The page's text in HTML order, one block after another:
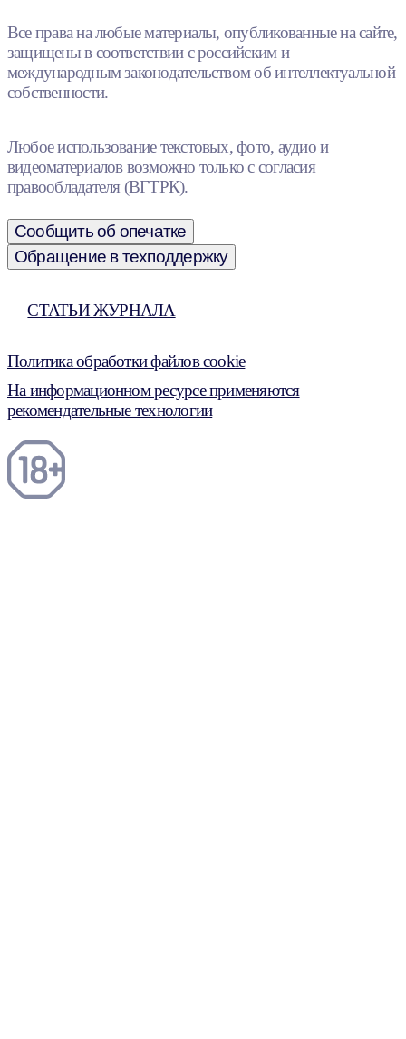
Все права на любые материалы, опубликованные на сайте,
защищены в соответствии с российским и
международным законодательством об интеллектуальной
собственности.
Любое использование текстовых, фото, аудио и
видеоматериалов возможно только с согласия
правообладателя (ВГТРК).
Сообщить об опечатке
Обращение в техподдержку
СТАТЬИ ЖУРНАЛА
Политика обработки файлов cookie
На информационном ресурсе применяются
рекомендательные технологии